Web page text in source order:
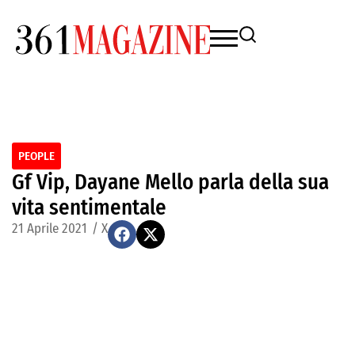
PEOPLE
Gf Vip, Dayane Mello parla della sua
vita sentimentale
21 Aprile 2021 / X